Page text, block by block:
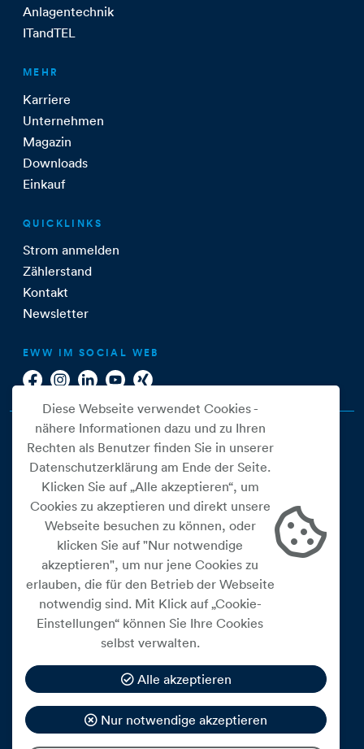
Anlagentechnik
ITandTEL
MEHR
Karriere
Unternehmen
Magazin
Downloads
Einkauf
QUICKLINKS
Strom anmelden
Zählerstand
Kontakt
Newsletter
EWW IM SOCIAL WEB
Cookie Einstellungen
Datenschutz
Impressum
Widerrufsbelehrung
Medienfreiheitsgesetz
Barrierefreiheitserklärung
Hinweisgeberschutz
Mein Konto
Diese Webseite verwendet Cookies -
nähere Informationen dazu und zu Ihren
Rechten als Benutzer finden Sie in unserer
Datenschutzerklärung am Ende der Seite.
Klicken Sie auf „Alle akzeptieren“, um
Cookies zu akzeptieren und direkt unsere
Webseite besuchen zu können, oder
klicken Sie auf "Nur notwendige
akzeptieren", um nur jene Cookies zu
erlauben, die für den Betrieb der Webseite
notwendig sind. Mit Klick auf „Cookie-
Einstellungen“ können Sie Ihre Cookies
selbst verwalten.
Alle akzeptieren
Nur notwendige akzeptieren